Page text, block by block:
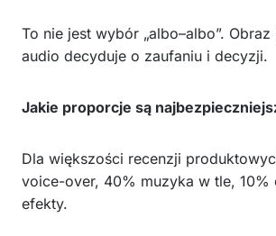
To nie jest wybór „albo–albo”.
audio decyduje o zaufaniu i decyzji.
Jakie proporcje są
Dla większości recenzji
voice-over, 40% muzyka w tle, 10%
efekty.